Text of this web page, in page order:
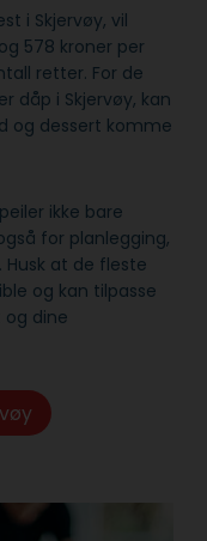
i Skjervøy, vil
578 kroner per
retter. For de
dåp i Skjervøy, kan
og dessert komme
ikke bare
for planlegging,
at de fleste
og kan tilpasse
dine